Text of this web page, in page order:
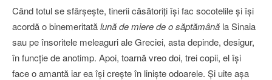
Când totul se sfârşeşte, tinerii căsătoriţi îşi fac socotelile şi îşi
acordă o binemeritatălună de miere de o săptămână la Sinaia
sau pe însoritele meleaguri ale Greciei, asta depinde, desigur,
în funcţie de anotimp. Apoi, toarnă vreo doi, trei copii, el îşi
face o amantă iar ea îşi creşte în linişte odoarele. Şi uite aşa